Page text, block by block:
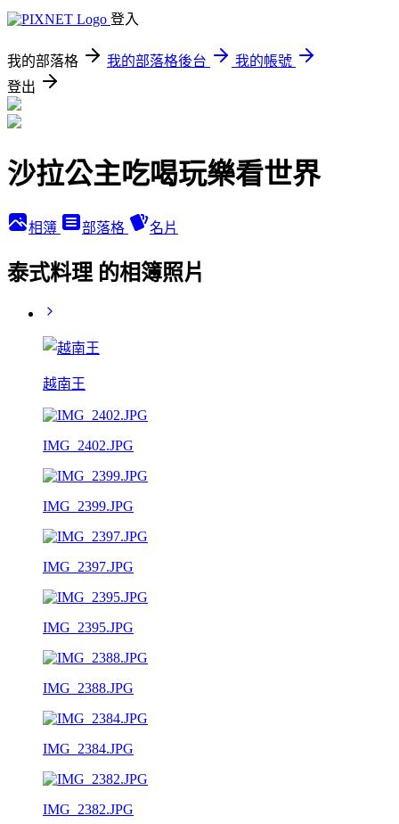
登入
我的部落格 我的部落格後台
我的帳號
登出
沙拉公主吃喝玩樂看世界
相簿 部落格 名片
泰式料理 的相簿照片
越南王
IMG_2402.JPG
IMG_2399.JPG
IMG_2397.JPG
IMG_2395.JPG
IMG_2388.JPG
IMG_2384.JPG
IMG_2382.JPG